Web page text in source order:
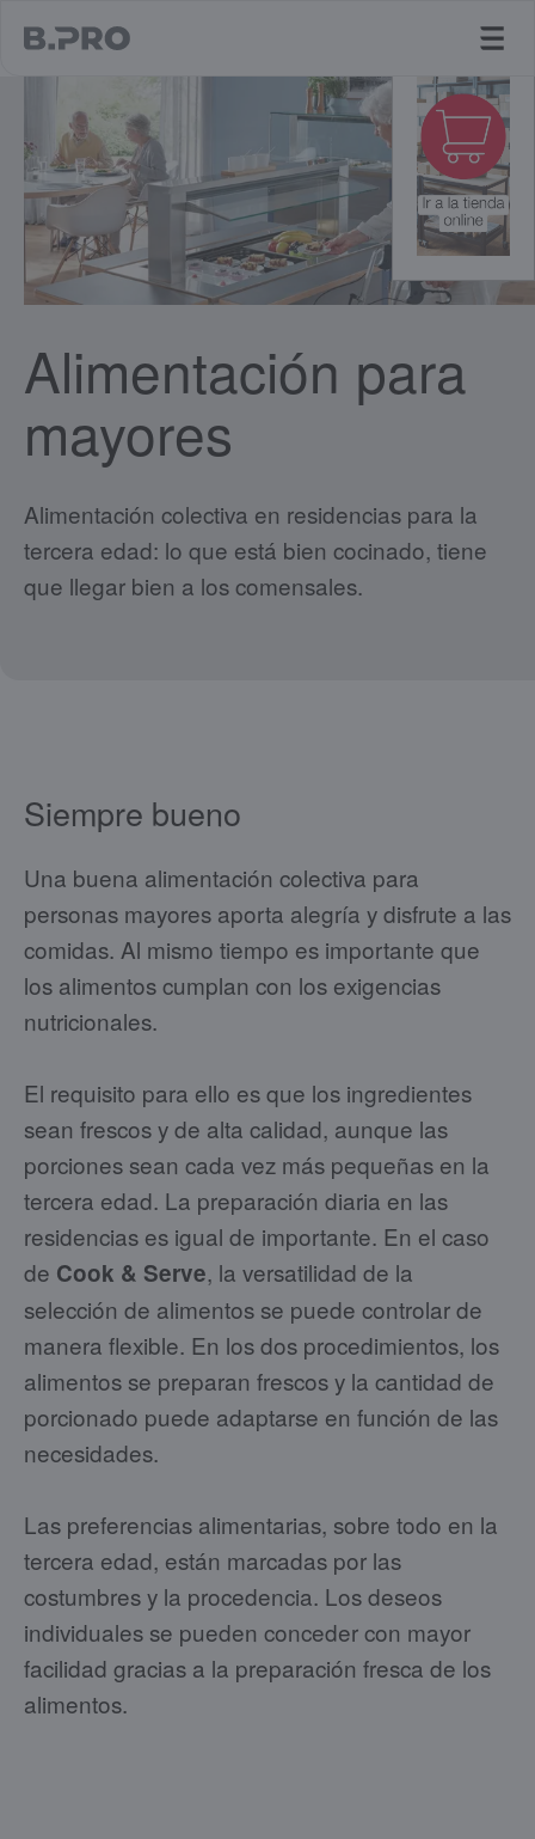
Alimentación para
mayores
Alimentación colectiva en residencias para la
tercera edad: lo que está bien cocinado, tiene
que llegar bien a los comensales.
Siempre bueno
Una buena alimentación colectiva para
personas mayores aporta alegría y disfrute a las
comidas. Al mismo tiempo es importante que
los alimentos cumplan con los exigencias
nutricionales.
El requisito para ello es que los ingredientes
sean frescos y de alta calidad, aunque las
porciones sean cada vez más pequeñas en la
tercera edad. La preparación diaria en las
residencias es igual de importante. En el caso
de Cook & Serve, la versatilidad de la
selección de alimentos se puede controlar de
manera flexible. En los dos procedimientos, los
alimentos se preparan frescos y la cantidad de
porcionado puede adaptarse en función de las
necesidades.
Las preferencias alimentarias, sobre todo en la
tercera edad, están marcadas por las
costumbres y la procedencia. Los deseos
individuales se pueden conceder con mayor
facilidad gracias a la preparación fresca de los
alimentos.